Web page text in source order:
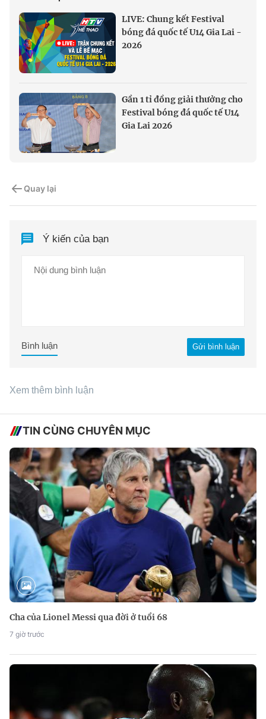
LIVE: Chung kết Festival
bóng đá quốc tế U14 Gia Lai -
2026
Gần 1 tỉ đồng giải thưởng cho
Festival bóng đá quốc tế U14
Gia Lai 2026
Quay lại
Ý kiến của bạn
Gửi bình luận
Bình luận
Xem thêm bình luận
TIN CÙNG CHUYÊN MỤC
Cha của Lionel Messi qua đời ở tuổi 68
7 giờ trước